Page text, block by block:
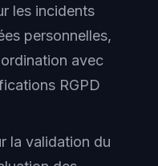
les incidents
personnelles,
avec
RGPD
la validation du